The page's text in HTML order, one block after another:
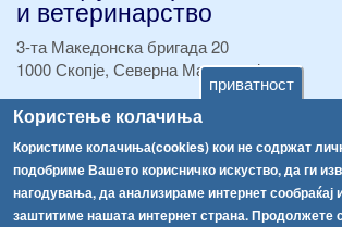
приватност
Користење колачиња
Користиме колачиња(cookies) кои не содржат
подобриме Вашето корисничко искуство, да ги
нагодувања, да анализираме интернет сообраќај
заштитиме нашата интернет страна. Продолжете
и ветеринарство
3-та Македонска бригада 20
1000 Скопје, Северна Македонија
ТЕЛ:+389 2 2457 895
ТЕЛ:
+389 2 2457 873
Факс:+389 2 2457 893
Факс:+389 2 2457 871
info@fva.gov.mk